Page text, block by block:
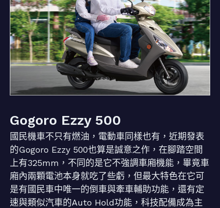
Gogoro Ezzy 500
國民機車不只有燃油，電動車同樣也有，近期發表
的Gogoro Ezzy 500也算是誠意之作，在腳踏空間
上有325mm，不同的是它不強調車廂機能，畢竟車
廂內兩顆電池本身就吃了些虧，但最大特色在它可
是有國民車中唯一的倒車與牽車輔助功能，還有定
速與類似汽車的Auto Hold功能，科技配備成為主